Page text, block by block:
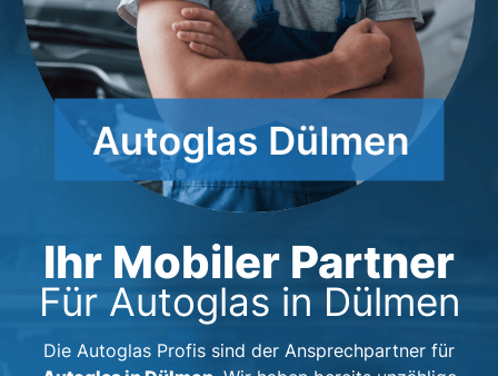
Ihr Mobiler Partner
Für Autoglas in Dülmen
Die Autoglas Profis sind der Ansprechpartner für